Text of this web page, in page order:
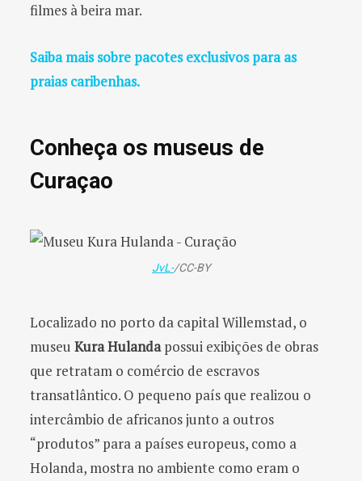
filmes à beira mar.
Saiba mais sobre pacotes exclusivos para as
praias caribenhas.
Conheça os museus de
Curaçao
JvL-/CC-BY
Localizado no porto da capital Willemstad, o
museu Kura Hulandapossui exibições de obras
que retratam o comércio de escravos
transatlântico. O pequeno país que realizou o
intercâmbio de africanos junto a outros
“produtos” para a países europeus, como a
Holanda, mostra no ambiente como eram o